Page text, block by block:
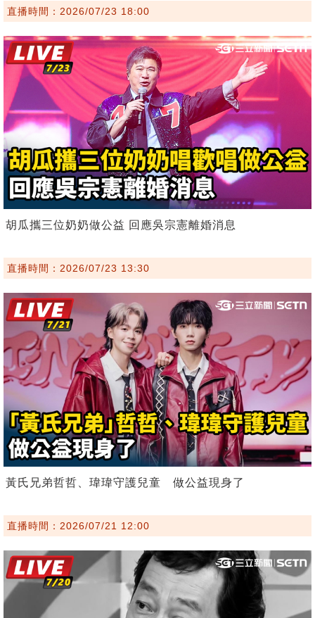
直播時間：2026/07/23 18:00
胡瓜攜三位奶奶做公益 回應吳宗憲離婚消息
直播時間：2026/07/23 13:30
黃氏兄弟哲哲、瑋瑋守護兒童 做公益現身了
直播時間：2026/07/21 12:00